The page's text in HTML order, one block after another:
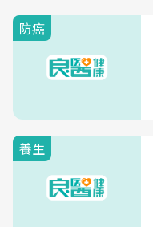
防癌
養生